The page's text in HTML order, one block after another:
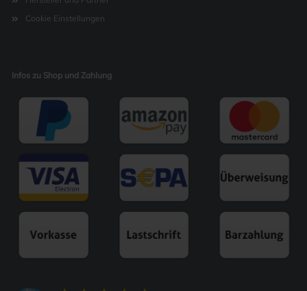
Cookie Einstellungen
Infos zu Shop und Zahlung